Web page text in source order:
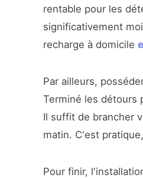
rentable pour les
significativement
recharge à domicile
Par ailleurs,
Terminé les détours
Il suffit de brancher
matin. C'est
Pour finir,